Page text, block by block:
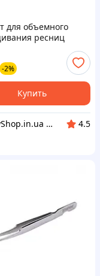
для объемного
ресниц
Standart VIVIENNE
-2%
Купить
BeautyShop.in.ua - Интернет-магазин по продаже материалов красоты, Телеграм @Beautyshopinua
4.5